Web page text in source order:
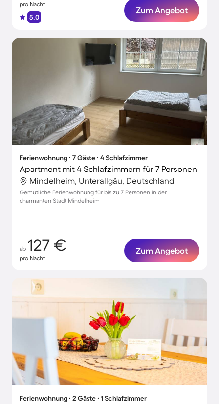
pro Nacht
5.0
Zum Angebot
Ferienwohnung ∙ 7 Gäste ∙ 4 Schlafzimmer
Apartment mit 4 Schlafzimmern für 7 Personen
Mindelheim, Unterallgäu, Deutschland
Gemütliche Ferienwohnung für bis zu 7 Personen in der
charmanten Stadt Mindelheim
ab 127 €
pro Nacht
Zum Angebot
Ferienwohnung ∙ 2 Gäste ∙ 1 Schlafzimmer